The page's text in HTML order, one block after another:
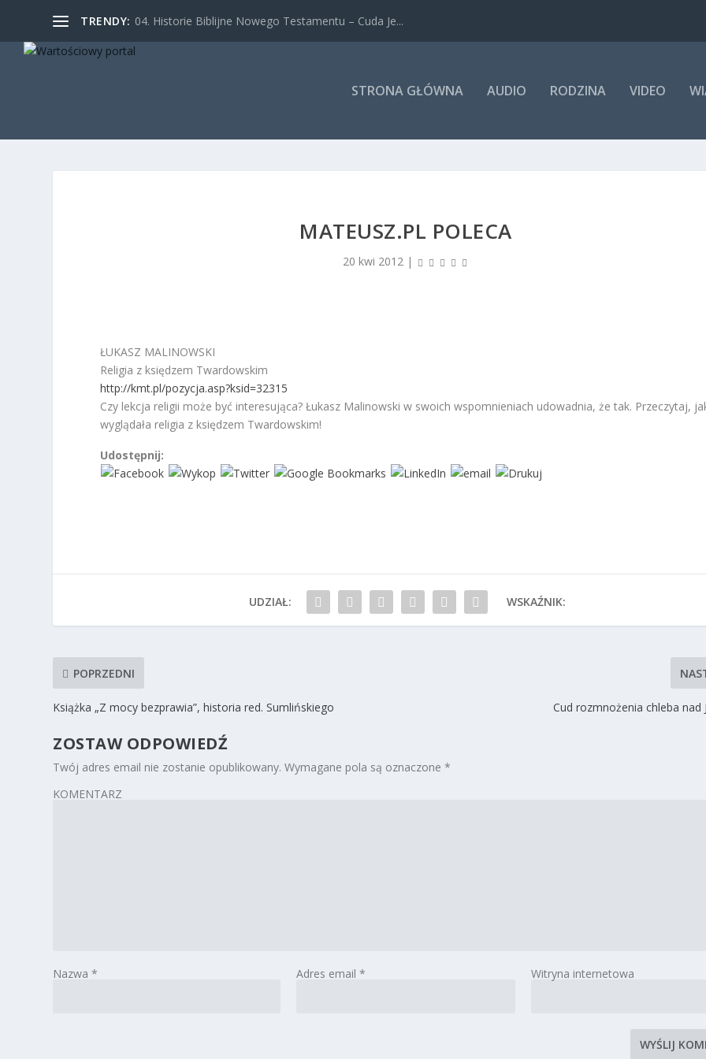
TRENDY: 04. Historie Biblijne Nowego Testamentu – Cuda Je...
STRONA GŁÓWNA AUDIO RODZINA VIDEO
MATEUSZ.PL POLECA
20 kwi 2012 |
ŁUKASZ MALINOWSKI
Religia z księdzem Twardowskim
http://kmt.pl/pozycja.asp?ksid=32315
Czy lekcja religii może być interesująca? Łukasz Malinowski w swoich wspomnieniach udowadnia, że tak. Przeczytaj,
wyglądała religia z księdzem Twardowskim!
Udostępnij:
UDZIAŁ: WSKAŹNIK:
POPRZEDNI
Książka „Z mocy bezprawia”, historia red. Sumlińskiego Cud rozmnożenia chleba nad
ZOSTAW ODPOWIEDŹ
Twój adres email nie zostanie opublikowany. Wymagane pola są oznaczone*
KOMENTARZ
Nazwa* Adres email * Witryna internetowa